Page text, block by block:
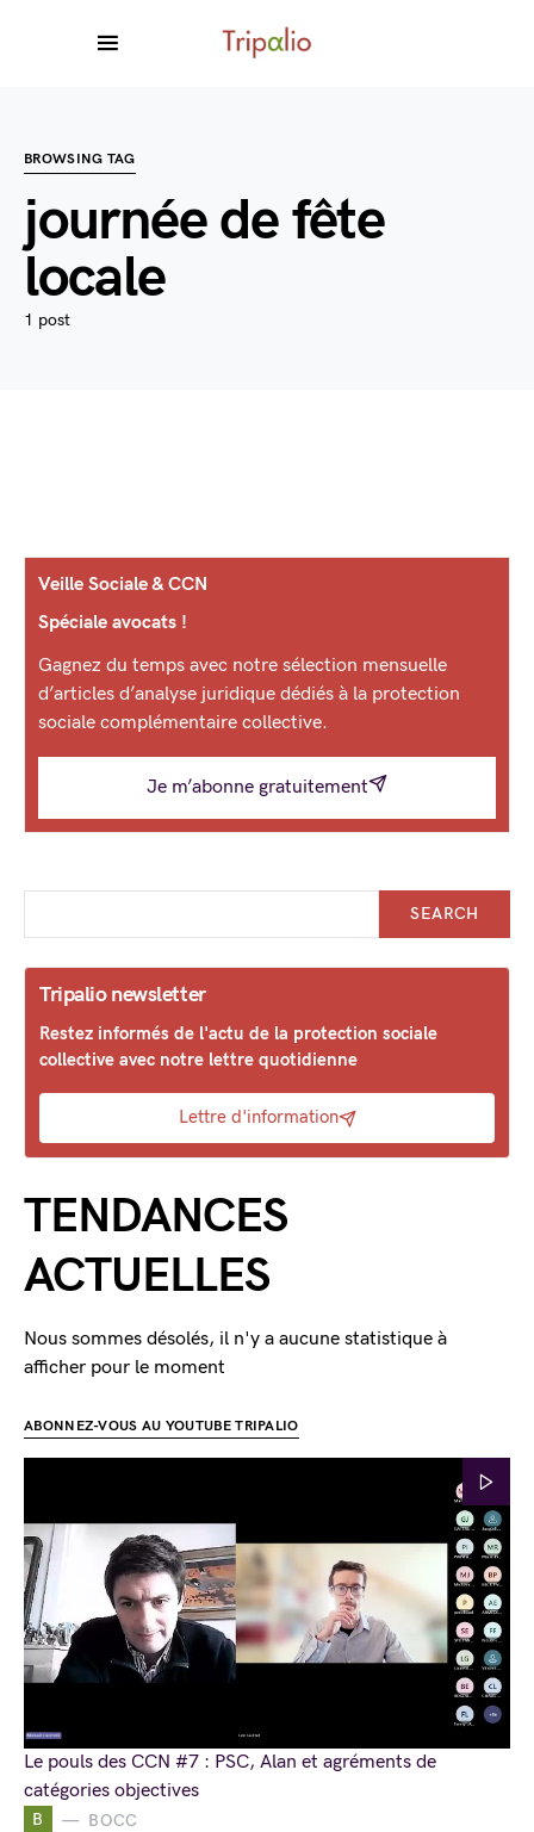
BROWSING TAG
journée de fête
locale
1 post
B BOCC
Veille Sociale & CCN
Spéciale avocats !
Gagnez du temps avec notre sélection mensuelle
d’articles d’analyse juridique dédiés à la protection
sociale complémentaire collective.
Je m’abonne gratuitement
SEARCH
Tripalio newsletter
Restez informés de l'actu de la protection sociale
collective avec notre lettre quotidienne
Lettre d'information
TENDANCES
ACTUELLES
Nous sommes désolés, il n'y a aucune statistique à
afficher pour le moment
ABONNEZ-VOUS AU YOUTUBE TRIPALIO
Le pouls des CCN #7 : PSC, Alan et agréments de
catégories objectives